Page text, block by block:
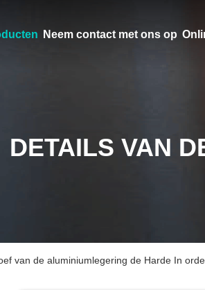
Neem contact met ons op
DETAILS VAN
van de aluminiumlegering de Harde In